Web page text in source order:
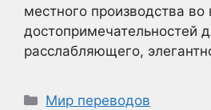
местного производства
достопримечательностей
расслабляющего,
Рубрики
Мир переводов